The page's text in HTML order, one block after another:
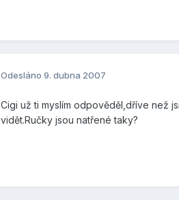
Odesláno 9. dubna 2007
Cigi už ti myslím odpověděl,dříve než
vidět.Ručky jsou natřené taky?